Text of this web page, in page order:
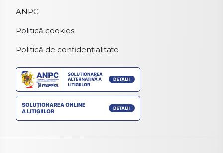
ANPC
Politică cookies
Politică de confidențialitate